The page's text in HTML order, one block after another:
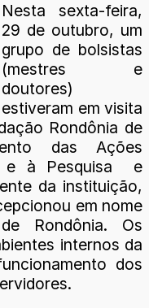
Nesta sexta-feira,
29 de outubro, um
grupo de bolsistas
(mestres e
doutores)
estiveram em visita
Rondônia de
das Ações
e à Pesquisa e
da instituição,
em nome
Rondônia. Os
internos da
dos